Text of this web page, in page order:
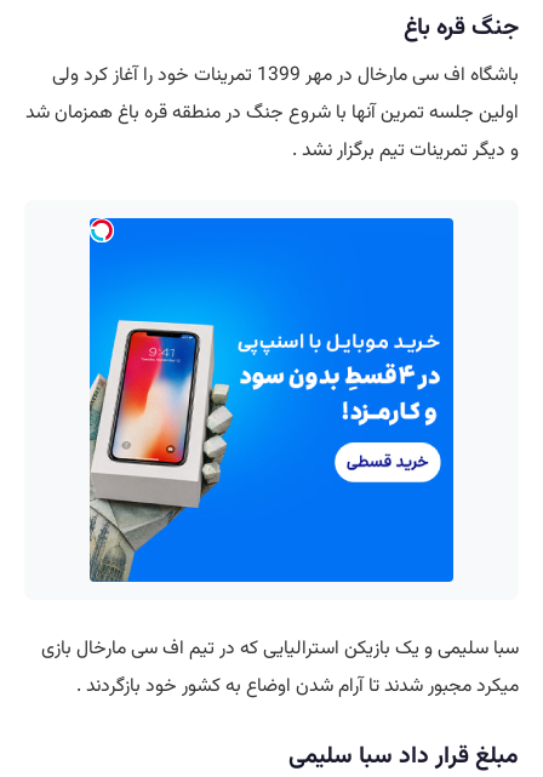
جنگ قره باغ
باشگاه اف سی مارخال در مهر 1399 تمرینات خود را آغاز کرد ولی
اولین جلسه تمرین آنها با شروع جنگ در منطقه قره باغ همزمان شد
و دیگر تمرینات تیم برگزار نشد .
سبا سلیمی و یک بازیکن استرالیایی که در تیم اف سی مارخال بازی
میکرد مجبور شدند تا آرام شدن اوضاع به کشور خود بازگردند .
مبلغ قرار داد سبا سلیمی